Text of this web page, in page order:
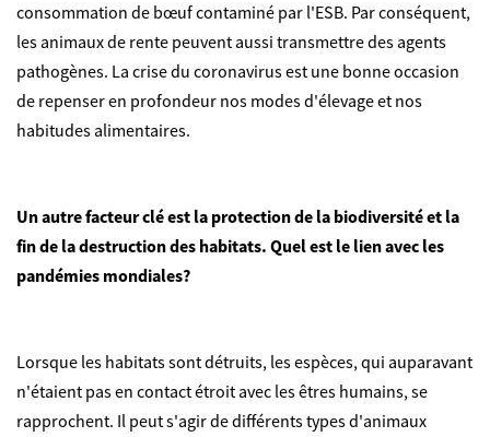
consommation de bœuf contaminé par l'ESB. Par conséquent,
les animaux de rente peuvent aussi transmettre des agents
pathogènes. La crise du coronavirus est une bonne occasion
de repenser en profondeur nos modes d'élevage et nos
habitudes alimentaires.
Un autre facteur clé est la protection de la biodiversité et la
fin de la destruction des habitats. Quel est le lien avec les
pandémies mondiales?
Lorsque les habitats sont détruits, les espèces, qui auparavant
n'étaient pas en contact étroit avec les êtres humains, se
rapprochent. Il peut s'agir de différents types d'animaux